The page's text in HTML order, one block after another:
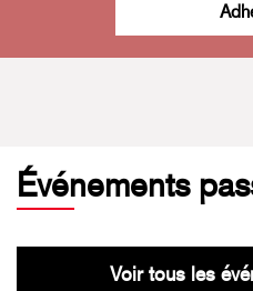
Événements
Voir tous les